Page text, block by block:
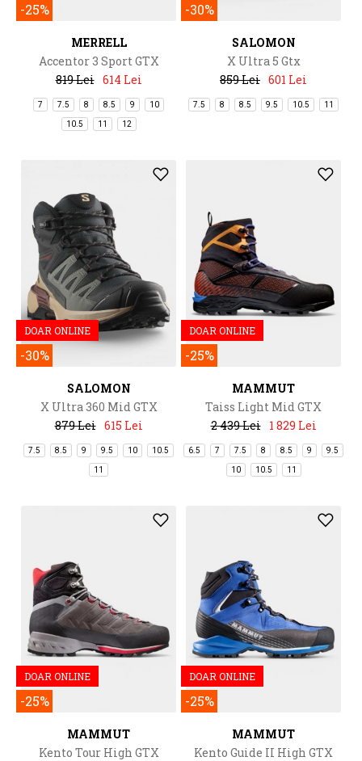
-25%
MERRELL
Accentor 3 Sport GTX
819 Lei 614 Lei
7 7.5 8 8.5 9 10
10.5 11 12
-30%
SALOMON
X Ultra 5 Gtx
859 Lei 601 Lei
7.5 8 8.5 9.5 10.5 11
DOAR ONLINE
-30%
SALOMON
X Ultra 360 Mid GTX
879 Lei 615 Lei
7.5 8.5 9 9.5 10 10.5
11
DOAR ONLINE
-25%
MAMMUT
Taiss Light Mid GTX
2 439 Lei
1 829 Lei
6.5 7 7.5 8 8.5 9 9.5
10 10.5 11
DOAR ONLINE
-25%
MAMMUT
Kento Tour High GTX
DOAR ONLINE
-25%
MAMMUT
Kento Guide II High GTX